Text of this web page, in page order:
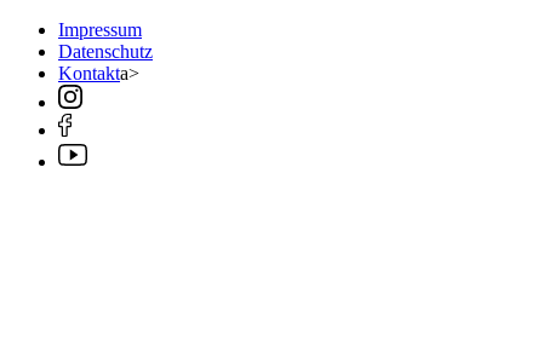
Impressum
Datenschutz
Kontakta>